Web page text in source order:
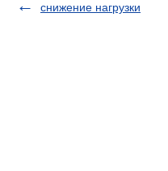
снижение нагрузки